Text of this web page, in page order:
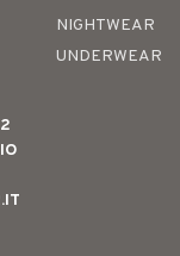
NIGHTWEAR
UNDERWEAR